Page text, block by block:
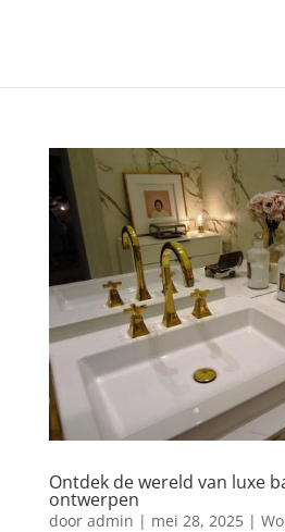
Ontdek de wereld van luxe
ontwerpen
door admin | mei 28, 2025|